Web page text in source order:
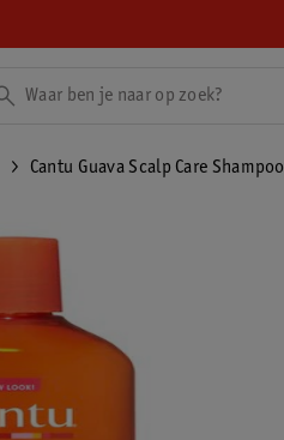
Cantu Guava Scalp Care Shampoo